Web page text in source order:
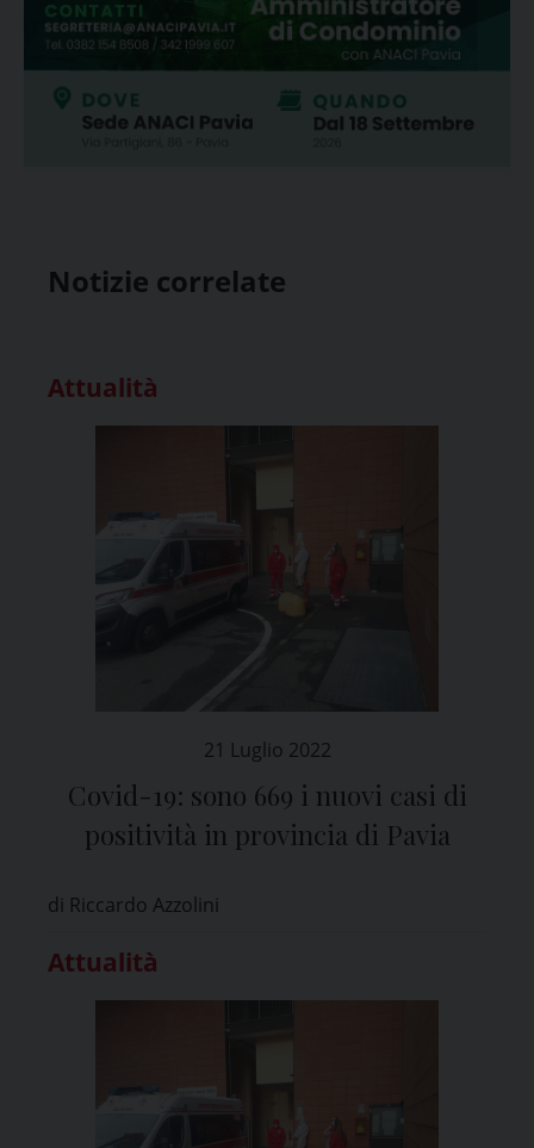
Notizie correlate
Attualità
21 Luglio 2022
Covid-19: sono 669 i nuovi casi di
positività in provincia di Pavia
di Riccardo Azzolini
Attualità